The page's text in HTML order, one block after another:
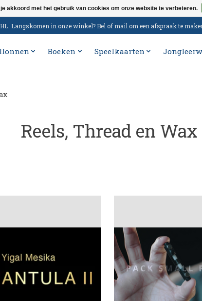
Langskomen in onze winkel? Bel of mail om een afspraak te
Boeken Speelkaarten
Reels, Thread en Wax
akkoord met het gebruik van cookies om onze website te verbeteren.